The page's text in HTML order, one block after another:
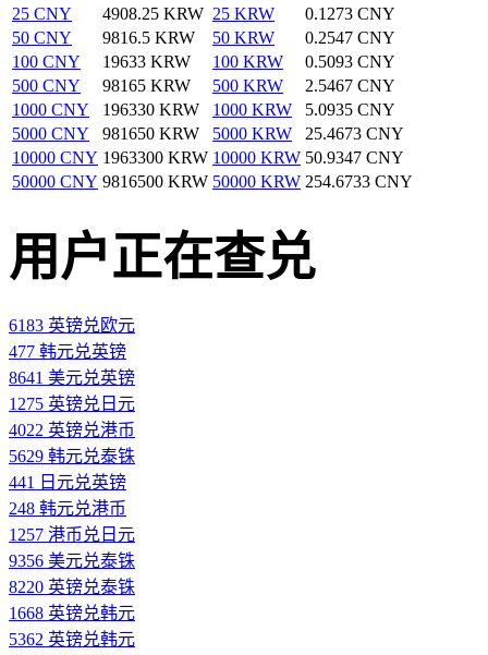
25 CNY
4908.25 KRW 25 KRW
0.1273 CNY
50 CNY
9816.5 KRW 50 KRW
0.2547 CNY
100 CNY
19633 KRW 100 KRW
0.5093 CNY
500 CNY
98165 KRW 500 KRW
2.5467 CNY
1000 CNY
196330 KRW 1000 KRW
5.0935 CNY
5000 CNY
981650 KRW 5000 KRW
25.4673 CNY
10000 CNY 1963300 KRW 10000 KRW 50.9347 CNY
50000 CNY 9816500 KRW 50000 KRW 254.6733 CNY
用户正在查兑
6183 英镑兑欧元
477 韩元兑英镑
8641 美元兑英镑
1275 英镑兑日元
4022 英镑兑港币
5629 韩元兑泰铢
441 日元兑英镑
248 韩元兑港币
1257 港币兑日元
9356 美元兑泰铢
8220 英镑兑泰铢
1668 英镑兑韩元
5362 英镑兑韩元